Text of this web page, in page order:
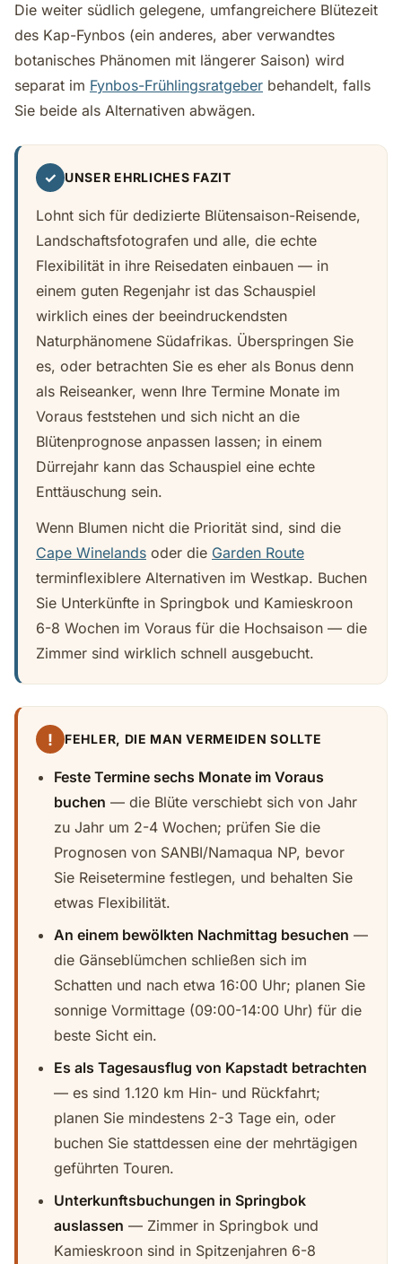
Die weiter südlich gelegene, umfangreichere Blütezeit
des Kap-Fynbos (ein anderes, aber verwandtes
botanisches Phänomen mit längerer Saison) wird
separat im Fynbos-Frühlingsratgeber behandelt, falls
Sie beide als Alternativen abwägen.
✓ UNSER EHRLICHES FAZIT
Lohnt sich für dedizierte Blütensaison-Reisende,
Landschaftsfotografen und alle, die echte
Flexibilität in ihre Reisedaten einbauen — in
einem guten Regenjahr ist das Schauspiel
wirklich eines der beeindruckendsten
Naturphänomene Südafrikas. Überspringen Sie
es, oder betrachten Sie es eher als Bonus denn
als Reiseanker, wenn Ihre Termine Monate im
Voraus feststehen und sich nicht an die
Blütenprognose anpassen lassen; in einem
Dürrejahr kann das Schauspiel eine echte
Enttäuschung sein.
Wenn Blumen nicht die Priorität sind, sind die
Cape Winelands oder die Garden Route
terminflexiblere Alternativen im Westkap. Buchen
Sie Unterkünfte in Springbok und Kamieskroon
6-8 Wochen im Voraus für die Hochsaison — die
Zimmer sind wirklich schnell ausgebucht.
! FEHLER, DIE MAN VERMEIDEN SOLLTE
Feste Termine sechs Monate im Voraus
buchen — die Blüte verschiebt sich von Jahr
zu Jahr um 2-4 Wochen; prüfen Sie die
Prognosen von SANBI/Namaqua NP, bevor
Sie Reisetermine festlegen, und behalten Sie
etwas Flexibilität.
An einem bewölkten Nachmittag besuchen —
die Gänseblümchen schließen sich im
Schatten und nach etwa 16:00 Uhr; planen Sie
sonnige Vormittage (09:00-14:00 Uhr) für die
beste Sicht ein.
Es als Tagesausflug von Kapstadt betrachten
— es sind 1.120 km Hin- und Rückfahrt;
planen Sie mindestens 2-3 Tage ein, oder
buchen Sie stattdessen eine der mehrtägigen
geführten Touren.
Unterkunftsbuchungen in Springbok
auslassen — Zimmer in Springbok und
Kamieskroon sind in Spitzenjahren 6-8